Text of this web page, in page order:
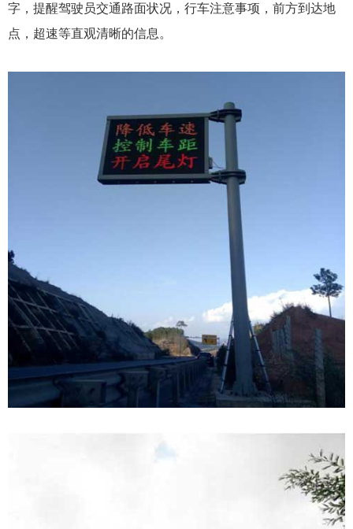
字，提醒驾驶员交通路面状况，行车注意事项，前方到达地
点，超速等直观清晰的信息。